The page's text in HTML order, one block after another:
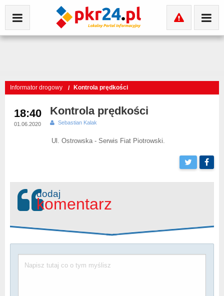
Informator drogowy Kontrola prędkości
18:40
01.06.2020
Kontrola prędkości
Sebastian Kalak
Ul. Ostrowska - Serwis Fiat Piotrowski.
dodaj
komentarz